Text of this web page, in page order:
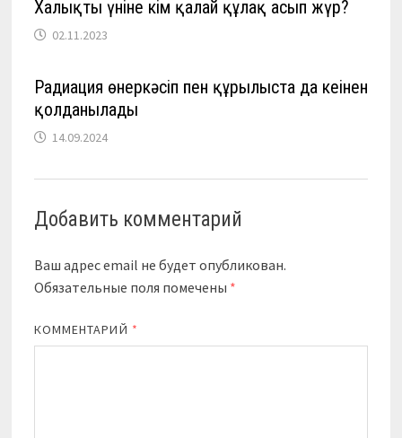
Халықтың үніне кім қалай құлақ асып жүр?
02.11.2023
Радиация өнеркәсіп пен құрылыста да кеңінен
қолданылады
14.09.2024
Добавить комментарий
Ваш адрес email не будет опубликован.
Обязательные поля помечены *
КОММЕНТАРИЙ *